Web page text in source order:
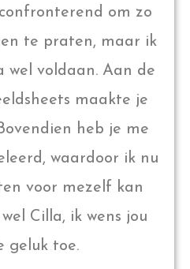
om zo
te praten, maar ik
wel voldaan. Aan de
maakte je
heb je me
waardoor ik nu
voor mezelf kan
Cilla, ik wens jou
geluk toe.